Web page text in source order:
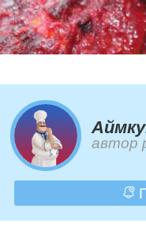
автор